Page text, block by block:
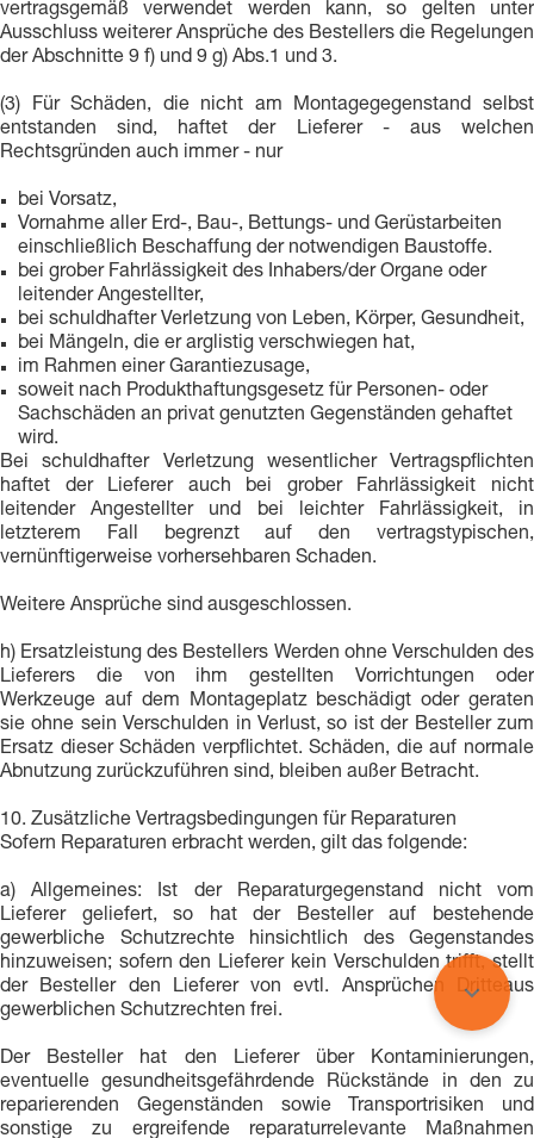
vertragsgemäß verwendet werden kann, so gelten unter
Ausschluss weiterer Ansprüche des Bestellers die Regelungen
der Abschnitte 9 f) und 9 g) Abs.1 und 3.
(3) Für Schäden, die nicht am Montagegegenstand selbst
entstanden sind, haftet der Lieferer - aus welchen
Rechtsgründen auch immer - nur
bei Vorsatz,
Vornahme aller Erd-, Bau-, Bettungs- und Gerüstarbeiten
einschließlich Beschaffung der notwendigen Baustoffe.
bei grober Fahrlässigkeit des Inhabers/der Organe oder
leitender Angestellter,
bei schuldhafter Verletzung von Leben, Körper, Gesundheit,
bei Mängeln, die er arglistig verschwiegen hat,
im Rahmen einer Garantiezusage,
soweit nach Produkthaftungsgesetz für Personen- oder
Sachschäden an privat genutzten Gegenständen gehaftet
wird.
Bei schuldhafter Verletzung wesentlicher Vertragspflichten
haftet der Lieferer auch bei grober Fahrlässigkeit nicht
leitender Angestellter und bei leichter Fahrlässigkeit, in
letzterem Fall begrenzt auf den vertragstypischen,
vernünftigerweise vorhersehbaren Schaden.
Weitere Ansprüche sind ausgeschlossen.
h) Ersatzleistung des Bestellers Werden ohne Verschulden des
Lieferers die von ihm gestellten Vorrichtungen oder
Werkzeuge auf dem Montageplatz beschädigt oder geraten
sie ohne sein Verschulden in Verlust, so ist der Besteller zum
Ersatz dieser Schäden verpflichtet. Schäden, die auf normale
Abnutzung zurückzuführen sind, bleiben außer Betracht.
10. Zusätzliche Vertragsbedingungen für Reparaturen
Sofern Reparaturen erbracht werden, gilt das folgende:
a) Allgemeines: Ist der Reparaturgegenstand nicht vom
Lieferer geliefert, so hat der Besteller auf bestehende
gewerbliche Schutzrechte hinsichtlich des Gegenstandes
hinzuweisen; sofern den Lieferer kein Verschulden trifft, stellt
der Besteller den Lieferer von evtl. Ansprüchen Dritteaus
gewerblichen Schutzrechten frei.
Der Besteller hat den Lieferer über Kontaminierungen,
eventuelle gesundheitsgefährdende Rückstände in den zu
reparierenden Gegenständen sowie Transportrisiken und
sonstige zu ergreifende reparaturrelevante Maßnahmen